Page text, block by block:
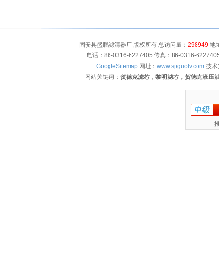
固安县盛鹏滤清器厂 版权所有 总访问量： 298949地
电话：86-0316-6227405 传真：86-0316-
GoogleSitemap 网址： www.spguolv.com 技术
网站关键词： 贺德克滤芯，黎明滤芯，贺德克液压